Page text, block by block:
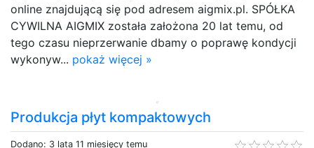
online znajdującą się pod adresem aigmix.pl. SPÓŁKA
CYWILNA AIGMIX została założona 20 lat temu, od
tego czasu nieprzerwanie dbamy o poprawę kondycji
wykonyw... pokaż więcej »
Produkcja płyt kompaktowych
Dodano: 3 lata 11 miesięcy temu